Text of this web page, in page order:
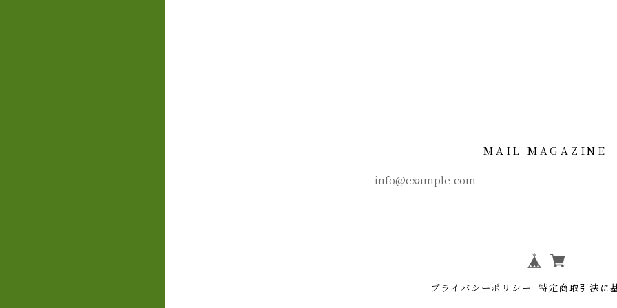
MAIL MAGAZINE
プライバシーポリシー 特定商取引法に